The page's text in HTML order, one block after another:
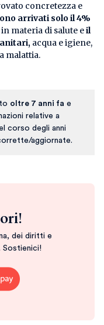
concretezza e
arrivati solo il 4%
materia di salute eil
acqua e igiene,
malattia.
oltre 7 anni fa e
relative a
corso degli anni
aggiornate.
dei diritti e
Sostienici!